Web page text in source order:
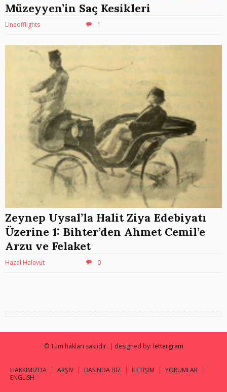
Müzeyyen’in Saç Kesikleri
Lineofflights 1
Zeynep Uysal’la Halit Ziya Edebiyatı
Üzerine 1: Bihter’den Ahmet Cemil’e
Arzu ve Felaket
Hazal Halavut 0
© Tüm hakları saklıdır. | designed by: lettergram
HAKKIMIZDA ARŞİV BASINDA BİZ İLETİŞİM
YORUMLAR
ENGLISH